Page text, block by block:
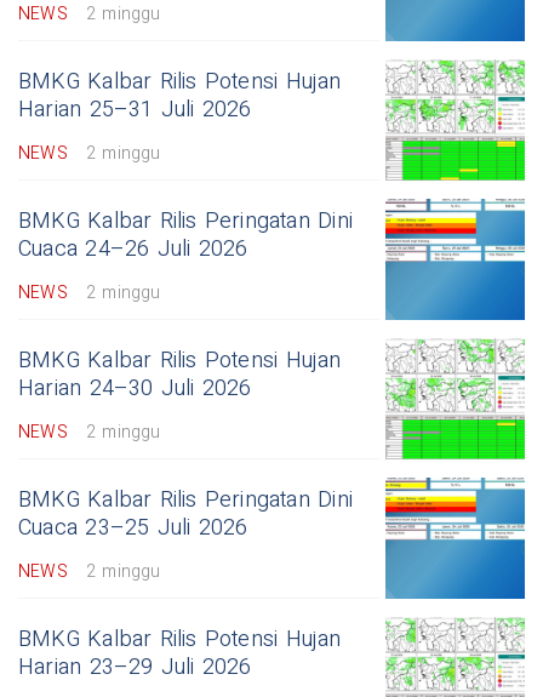
NEWS 2 minggu
BMKG Kalbar Rilis Potensi Hujan
Harian 25–31 Juli 2026
NEWS 2 minggu
BMKG Kalbar Rilis Peringatan Dini
Cuaca 24–26 Juli 2026
NEWS 2 minggu
BMKG Kalbar Rilis Potensi Hujan
Harian 24–30 Juli 2026
NEWS 2 minggu
BMKG Kalbar Rilis Peringatan Dini
Cuaca 23–25 Juli 2026
NEWS 2 minggu
BMKG Kalbar Rilis Potensi Hujan
Harian 23–29 Juli 2026